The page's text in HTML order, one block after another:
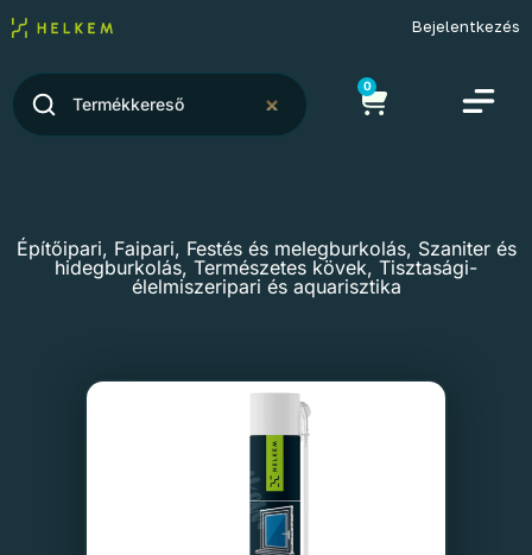
Bejelentkezés
0
Építőipari, Faipari, Festés és melegburkolás, Szaniter és
hidegburkolás, Természetes kövek, Tisztasági-
élelmiszeripari és aquarisztika